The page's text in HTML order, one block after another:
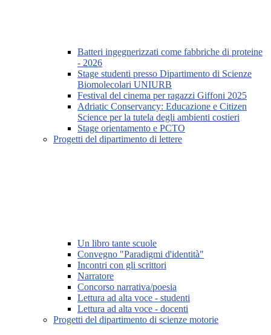
Batteri ingegnerizzati come fabbriche di proteine
- 2026
Stage studenti presso Dipartimento di Scienze
Biomolecolari UNIURB
Festival del cinema per ragazzi Giffoni 2025
Adriatic Conservancy: Educazione e Citizen
Science per la tutela degli ambienti costieri
Stage orientamento e PCTO
Progetti del dipartimento di lettere
Un libro tante scuole
Convegno "Paradigmi d'identità"
Incontri con gli scrittori
Narratore
Concorso narrativa/poesia
Lettura ad alta voce - studenti
Lettura ad alta voce - docenti
Progetti del dipartimento di scienze motorie